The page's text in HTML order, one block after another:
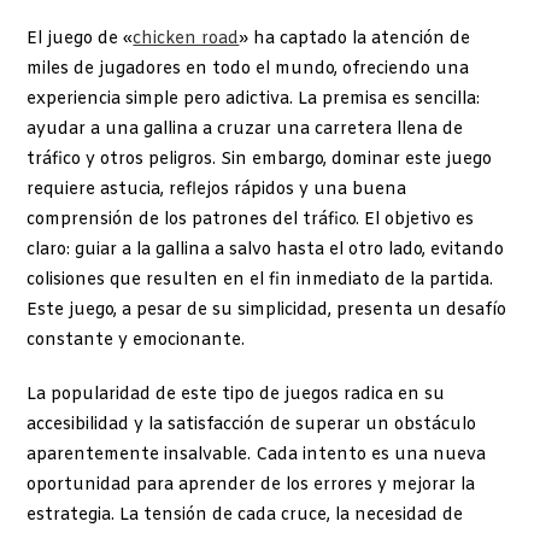
El juego de «chicken road» ha captado la atención de
miles de jugadores en todo el mundo, ofreciendo una
experiencia simple pero adictiva. La premisa es sencilla:
ayudar a una gallina a cruzar una carretera llena de
tráfico y otros peligros. Sin embargo, dominar este juego
requiere astucia, reflejos rápidos y una buena
comprensión de los patrones del tráfico. El objetivo es
claro: guiar a la gallina a salvo hasta el otro lado, evitando
colisiones que resulten en el fin inmediato de la partida.
Este juego, a pesar de su simplicidad, presenta un desafío
constante y emocionante.
La popularidad de este tipo de juegos radica en su
accesibilidad y la satisfacción de superar un obstáculo
aparentemente insalvable. Cada intento es una nueva
oportunidad para aprender de los errores y mejorar la
estrategia. La tensión de cada cruce, la necesidad de